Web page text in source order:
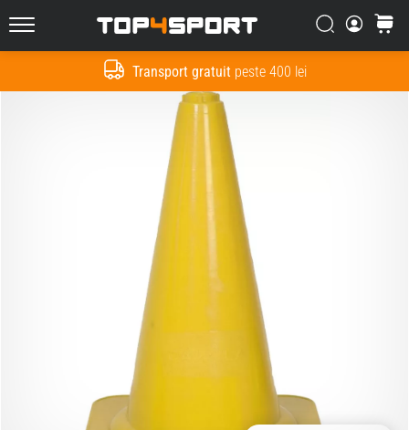
Transport gratuitpeste 400 lei
Top4Sport.ro Căutare
Cos